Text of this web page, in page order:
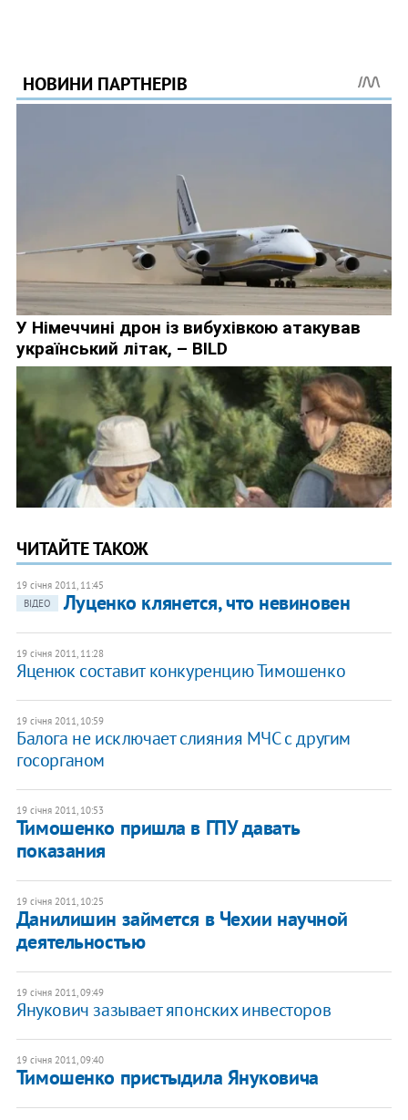
ЧИТАЙТЕ ТАКОЖ
19 січня 2011, 11:45
ВІДЕО
​Луценко клянется, что невиновен
19 січня 2011, 11:28
Яценюк составит конкуренцию Тимошенко
19 січня 2011, 10:59
​Балога не исключает слияния МЧС с другим
госорганом
19 січня 2011, 10:53
Тимошенко пришла в ГПУ давать
показания
19 січня 2011, 10:25
Данилишин займется в Чехии научной
деятельностью
19 січня 2011, 09:49
Янукович зазывает японских инвесторов
19 січня 2011, 09:40
​Тимошенко пристыдила Януковича